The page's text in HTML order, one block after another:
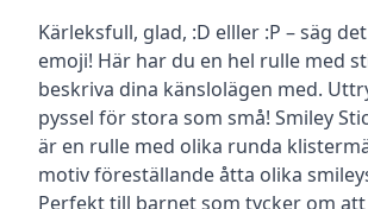
Beskrivning
Kärleksfull, glad, :D elller :P – säg
emoji! Här har du en hel rulle med
beskriva dina känslolägen med.
pyssel för stora som små! Smiley
är en rulle med olika runda
motiv föreställande åtta olika
Perfekt till barnet som tycker om att